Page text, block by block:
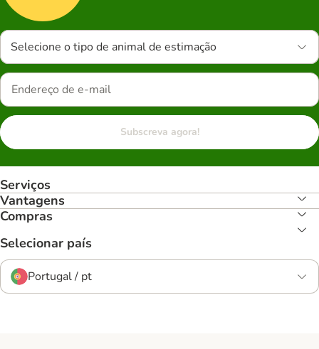
Selecione o tipo de animal de estimação
Subscreva agora!
Serviços
Vantagens
Compras
Selecionar país
Portugal / pt